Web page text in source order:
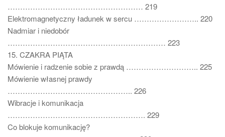
……………………………………………… 219
Elektromagnetyczny ładunek w sercu …………………….. 220
Nadmiar i niedobór
……………………………………………………… 223
15. CZAKRA PIĄTA
Mówienie i radzenie sobie z prawdą ……………………….. 225
Mówienie własnej prawdy
………………………………………….. 226
Wibracje i komunikacja
………………………………………………. 229
Co blokuje komunikację?